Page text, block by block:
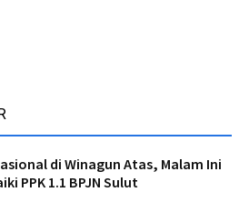
di Winagun Atas, Malam Ini
PPK 1.1 BPJN Sulut